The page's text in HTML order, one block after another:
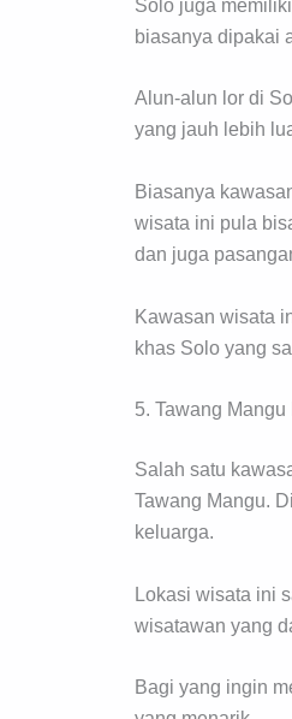
Solo juga
biasanya dipakai
Alun-alun lor di
yang jauh lebih
Biasanya
wisata ini pula
dan juga
Kawasan wisata
khas Solo yang
5. Tawang
Salah satu
Tawang Mangu.
keluarga.
Lokasi wisata ini
wisatawan yang
Bagi yang ingin